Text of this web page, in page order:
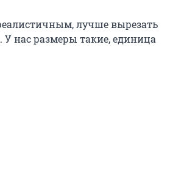
лучше вырезать
нас размеры такие, единица